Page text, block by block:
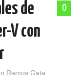
0
de
V con
Ramos Gata